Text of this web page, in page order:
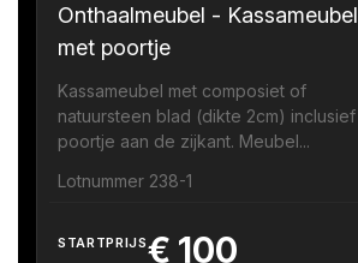
Onthaalmeubel - Kassameubel
met poortje
Kassameubel met composiet of
natuursteen blad (dikte 2cm) inclusief
poortje aan de zijkant. Meubel...
Lotnummer 238-1
STARTPRIJS€ 100